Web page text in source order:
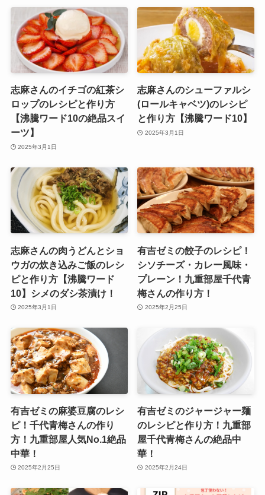
志麻さんのイチゴの紅茶シ
ロップのレシピと作り方
【沸騰ワード10の絶品スイ
ーツ】
2025年3月1日
志麻さんのシューファルシ
(ロールキャベツ)のレシピ
と作り方【沸騰ワード10】
2025年3月1日
志麻さんの肉うどんとショ
ウガの炊き込みご飯のレシ
ピと作り方【沸騰ワード
10】シメのダシ茶漬け！
2025年3月1日
有吉ゼミの餃子のレシピ！
シソチーズ・カレー風味・
プレーン！九重部屋千代青
梅さんの作り方！
2025年2月25日
有吉ゼミの麻婆豆腐のレシ
ピ！千代青梅さんの作り
方！九重部屋人気No.1絶品
中華！
2025年2月25日
有吉ゼミのジャージャー麺
のレシピと作り方！九重部
屋千代青梅さんの絶品中
華！
2025年2月24日